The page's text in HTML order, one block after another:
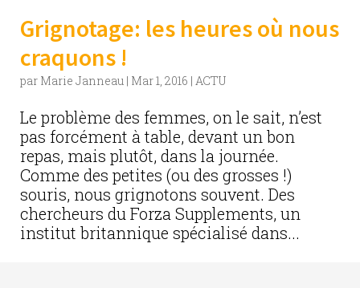
Grignotage: les heures où nous
craquons !
par Marie Janneau | Mar 1, 2016 | ACTU
Le problème des femmes, on le sait, n’est
pas forcément à table, devant un bon
repas, mais plutôt, dans la journée.
Comme des petites (ou des grosses !)
souris, nous grignotons souvent. Des
chercheurs du Forza Supplements, un
institut britannique spécialisé dans...